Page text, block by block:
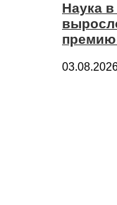
Наука
премию